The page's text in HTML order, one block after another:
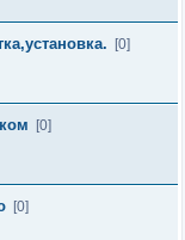
[0]
[0]
[0]